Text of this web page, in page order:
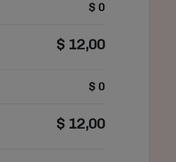
$ 0
$ 12,00
$ 0
$ 12,00